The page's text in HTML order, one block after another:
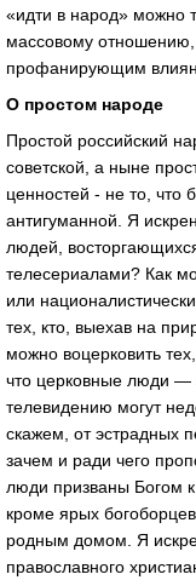
«идти в народ» можно
массовому отношению,
профанирующим
О простом народе
Простой российский
советской, а ныне
ценностей - не то, что
антигуманной. Я
людей,
телесериалами? Как
или
тех, кто, выехав на
можно воцерковить
что церковные люди —
телевидению могут
скажем, от эстрадных
зачем и ради чего
люди призваны Богом
кроме ярых
родным домом. Я
православного